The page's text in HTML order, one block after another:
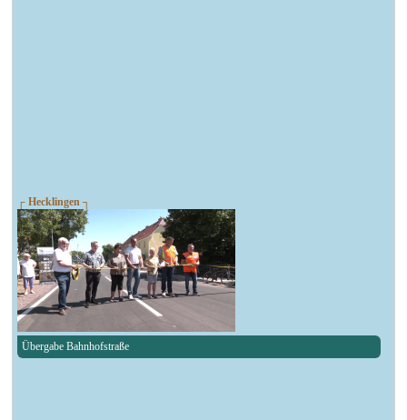
┌ Hecklingen ┐
Übergabe Bahnhofstraße